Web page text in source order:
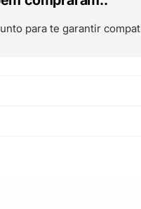
para te garantir